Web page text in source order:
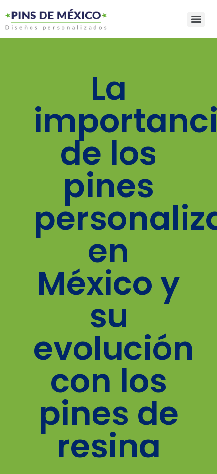
La
de los
pines
en
México y
su
evolución
con los
pines de
resina